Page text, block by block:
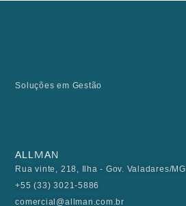
Soluções em Gestão
ALLMAN
Rua vinte, 218, Ilha - Gov. Valadares/MG
+55 (33) 3021-5886
comercial@allman.com.br